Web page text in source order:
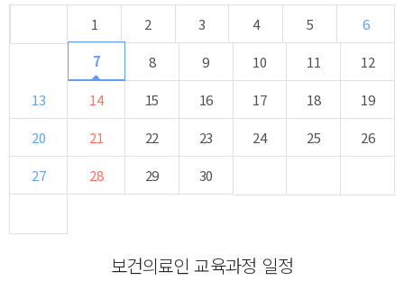
1 2 3 4 5
6
7
8 9 10 11
12
13
14 15 16 17 18
19
20
21 22 23 24 25
26
27
28 29 30
보건의료인 교육과정 일정